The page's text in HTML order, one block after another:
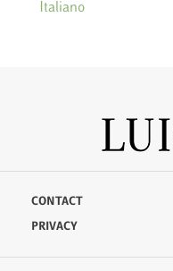
Italiano
CONTACT
PRIVACY